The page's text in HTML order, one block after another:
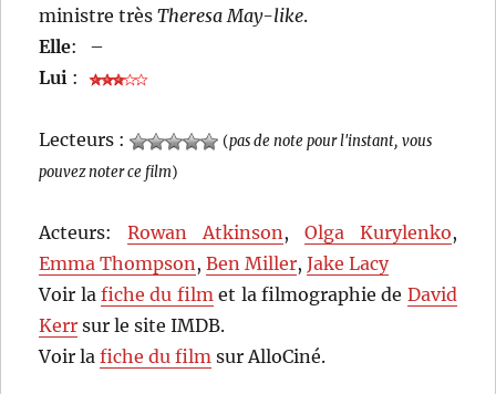
ministre trèsTheresa May-like.
Elle:
–
Lui :
Lecteurs : (pas de note pour l'instant, vous
pouvez noter ce film)
Acteurs:Rowan Atkinson, Olga Kurylenko,
Emma Thompson,Ben Miller,Jake Lacy
Voir lafiche du filmet la filmographie de David
Kerr sur le site IMDB.
Voir lafiche du film sur AlloCiné.